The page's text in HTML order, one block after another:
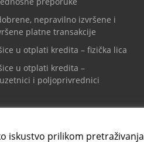
iskustvo prilikom pretraživanja
nepravilno izvršene i
platne transakcije
u otplati kredita – fizička lica
u otplati kredita –
i poljoprivrednici
11 3010160